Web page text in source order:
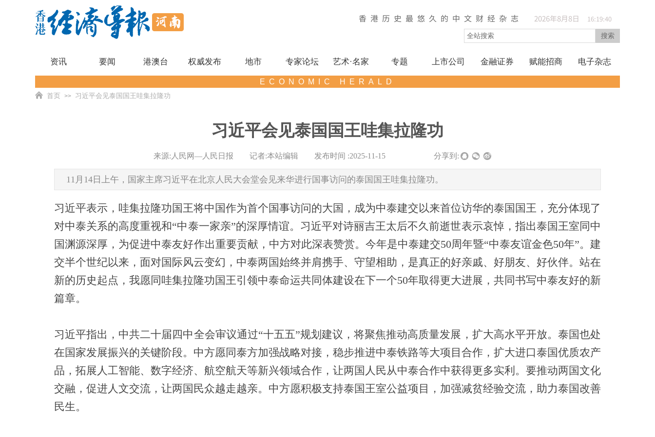
资讯 要闻 港澳台 权威发布 地市 专家论坛 艺术·名家 专题 上市公司 金融证券 赋能招商 电子杂志
搜索
香港历史最悠久的中文财经杂志 2026年8月8日 16:19:41
ECONOMIC HERALD
首页 >> 习近平会见泰国国王哇集拉隆功
习近平会见泰国国王哇集拉隆功
来源: 人民网—人民日报 记者:本站编辑 发布时间 :2025-11-15 分享到:
11月14日上午，国家主席习近平在北京人民大会堂会见来华进行国事访问的泰国国王哇集拉隆功。
习近平表示，哇集拉隆功国王将中国作为首个国事访问的大国，成为中泰建交以来首位访华的泰国国王，充分体现了
对中泰关系的高度重视和“中泰一家亲”的深厚情谊。习近平对诗丽吉王太后不久前逝世表示哀悼，指出泰国王室同中
国渊源深厚，为促进中泰友好作出重要贡献，中方对此深表赞赏。今年是中泰建交50周年暨“中泰友谊金色50年”。建
交半个世纪以来，面对国际风云变幻，中泰两国始终并肩携手、守望相助，是真正的好亲戚、好朋友、好伙伴。站在
新的历史起点，我愿同哇集拉隆功国王引领中泰命运共同体建设在下一个50年取得更大进展，共同书写中泰友好的新
篇章。
习近平指出，中共二十届四中全会审议通过“十五五”规划建议，将聚焦推动高质量发展，扩大高水平开放。泰国也处
在国家发展振兴的关键阶段。中方愿同泰方加强战略对接，稳步推进中泰铁路等大项目合作，扩大进口泰国优质农产
品，拓展人工智能、数字经济、航空航天等新兴领域合作，让两国人民从中泰合作中获得更多实利。要推动两国文化
交融，促进人文交流，让两国民众越走越亲。中方愿积极支持泰国王室公益项目，加强减贫经验交流，助力泰国改善
民生。